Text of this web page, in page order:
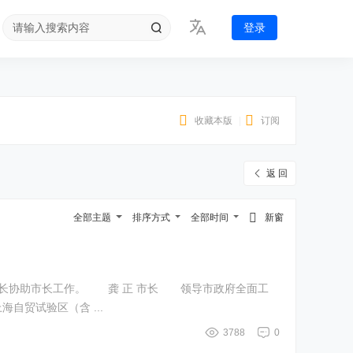
登录
收藏本版 订阅
返 回
新窗
全部时间
排序方式
全部主题
正 市长 领导市政府全面工
自贸试验区（含 ...
0
3788